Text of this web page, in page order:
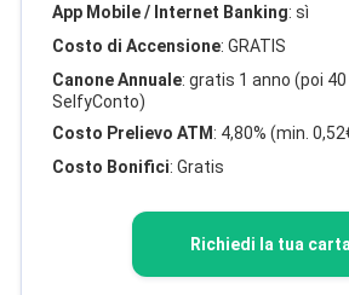
App Mobile / Internet Banking: sì
Costo di Accensione: GRATIS
Canone Annuale: gratis 1 anno (poi
SelfyConto)
Costo Prelievo ATM : 4,80% (min.
Costo Bonifici: Gratis
Richiedi la tua carta